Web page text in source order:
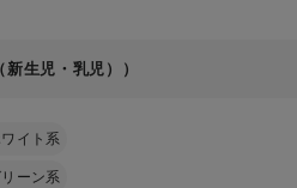
生児・乳児））
イト系
ーン系